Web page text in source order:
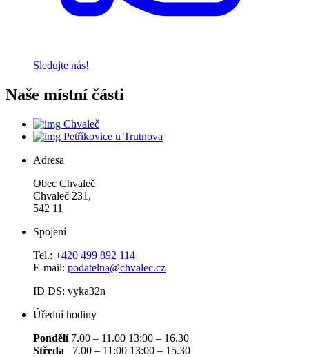
Sledujte nás!
Naše místní části
Chvaleč
Petříkovice u Trutnova
Adresa
Obec Chvaleč
Chvaleč 231,
542 11
Spojení
Tel.: +420 499 892 114
E-mail: podatelna@chvalec.cz
ID DS: vyka32n
Úřední hodiny
Pondělí 7.00 – 11.00 13:00 – 16.30
Středa 7.00 – 11:00 13:00 – 15.30